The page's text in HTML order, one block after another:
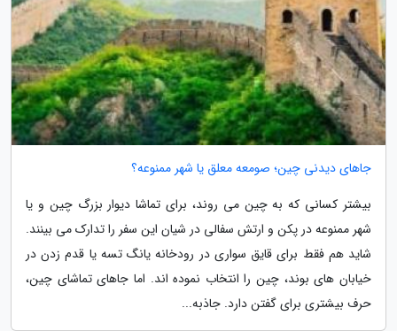
جاهای دیدنی چین؛ صومعه معلق یا شهر ممنوعه؟
بیشتر کسانی که به چین می روند، برای تماشا دیوار بزرگ چین و یا
شهر ممنوعه در پکن و ارتش سفالی در شیان این سفر را تدارک می بینند.
شاید هم فقط برای قایق سواری در رودخانه یانگ تسه یا قدم زدن در
خیابان های بوند، چین را انتخاب نموده اند. اما جاهای تماشای چین،
حرف بیشتری برای گفتن دارد. جاذبه...